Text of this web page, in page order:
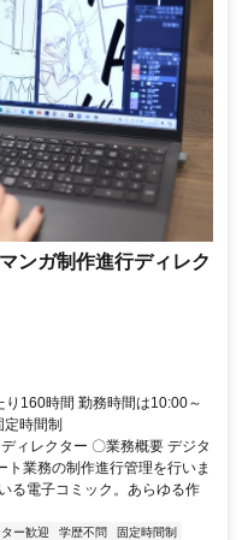
ンガ制作進行ディレク
160時間 勤務時間は10:00～
定時間制
ィレクター 〇業務概要 デジタ
ト業務の制作進行管理を行いま
る電子コミック。あらゆる作
ー歓迎 学歴不問
固定時間制